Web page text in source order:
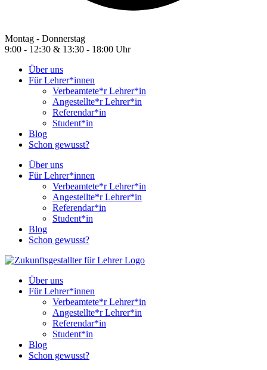
Montag - Donnerstag
9:00 - 12:30 & 13:30 - 18:00 Uhr
Über uns
Für Lehrer*innen
Verbeamtete*r Lehrer*in
Angestellte*r Lehrer*in
Referendar*in
Student*in
Blog
Schon gewusst?
Über uns
Für Lehrer*innen
Verbeamtete*r Lehrer*in
Angestellte*r Lehrer*in
Referendar*in
Student*in
Blog
Schon gewusst?
Über uns
Für Lehrer*innen
Verbeamtete*r Lehrer*in
Angestellte*r Lehrer*in
Referendar*in
Student*in
Blog
Schon gewusst?